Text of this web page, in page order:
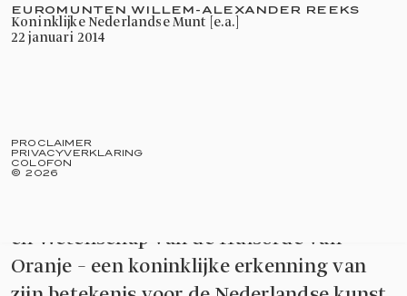
In 2023 ontving Erwin Olaf uit handen
en Wetenschap van de Huisorde van
Oranje – een koninklijke erkenning van
EUROMUNTEN WILLEM-ALEXANDER REEKS
Koninklijke Nederlandse Munt [e.a.]
22 januari 2014
PROCLAIMER
PRIVACYVERKLARING
COLOFON
©2026